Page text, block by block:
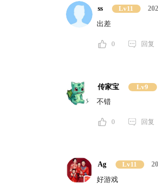
ss Lv11
出差
0 回复
传家宝 Lv9
不错
0 回复
Ag Lv11
好游戏